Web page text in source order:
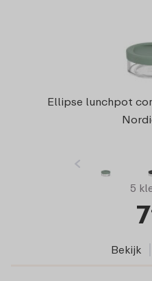
Ellipse lunchpot
5
7
Bekijk